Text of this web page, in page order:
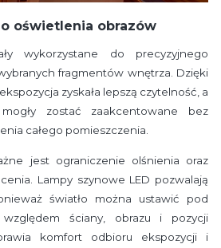
oświetlenia obrazów
wykorzystane do precyzyjnego
fragmentów wnętrza. Dzięki
zyskała lepszą czytelność, a
zostać zaakcentowane bez
całego pomieszczenia.
jest ograniczenie olśnienia oraz
Lampy szynowe LED pozwalają
światło można ustawić pod
ściany, obrazu i pozycji
komfort odbioru ekspozycji i